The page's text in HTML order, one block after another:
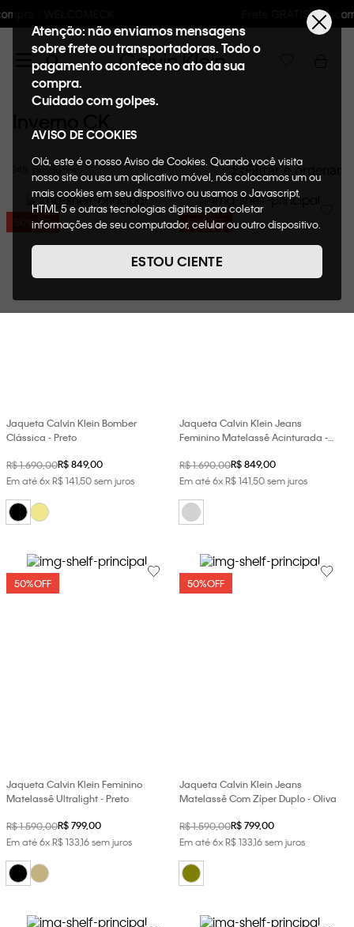
Atenção: não enviamos mensagens
sobre frete ou transportadoras. Todo o
pagamento acontece no ato da sua
compra.
Cuidado com golpes.
AVISO DE COOKIES
Olá, este é o nosso Aviso de Cookies. Quando você visita
nosso site ou usa um aplicativo móvel, nós colocamos um ou
mais cookies em seu dispositivo ou usamos o Javascript,
HTML 5 e outras tecnologias digitais para coletar
informações de seu computador, celular ou outro dispositivo.
de cookies, informaremos quais cookies usaremos e quais
suas funções. A forma como processamos os dados
nosso Aviso de Privacidade. Quando você visita nosso site,
ESTOU CIENTE
Filtrar e ordenar
50%OFF
Jaqueta Calvin Klein Bomber
Clássica - Preto
R$1.690,00R$849,00
Em até6xR$14150sem juros
50%OFF
Jaqueta Calvin Klein Jeans
Feminino Matelassê Acinturada -
R$1.690,00R$849,00
Em até6xR$14150sem juros
50%OFF
Jaqueta Calvin Klein Feminino
Matelassê Ultralight - Preto
R$1.590,00R$799,00
Em até6xR$13316sem juros
50%OFF
Jaqueta Calvin Klein Jeans
Matelassê Com Zíper Duplo - Oliva
R$1.590,00R$799,00
Em até6xR$13316sem juros